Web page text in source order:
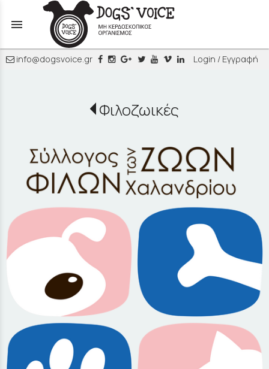
menu
info@dogsvoice.gr Login / Εγγραφή
Φιλοζωικές